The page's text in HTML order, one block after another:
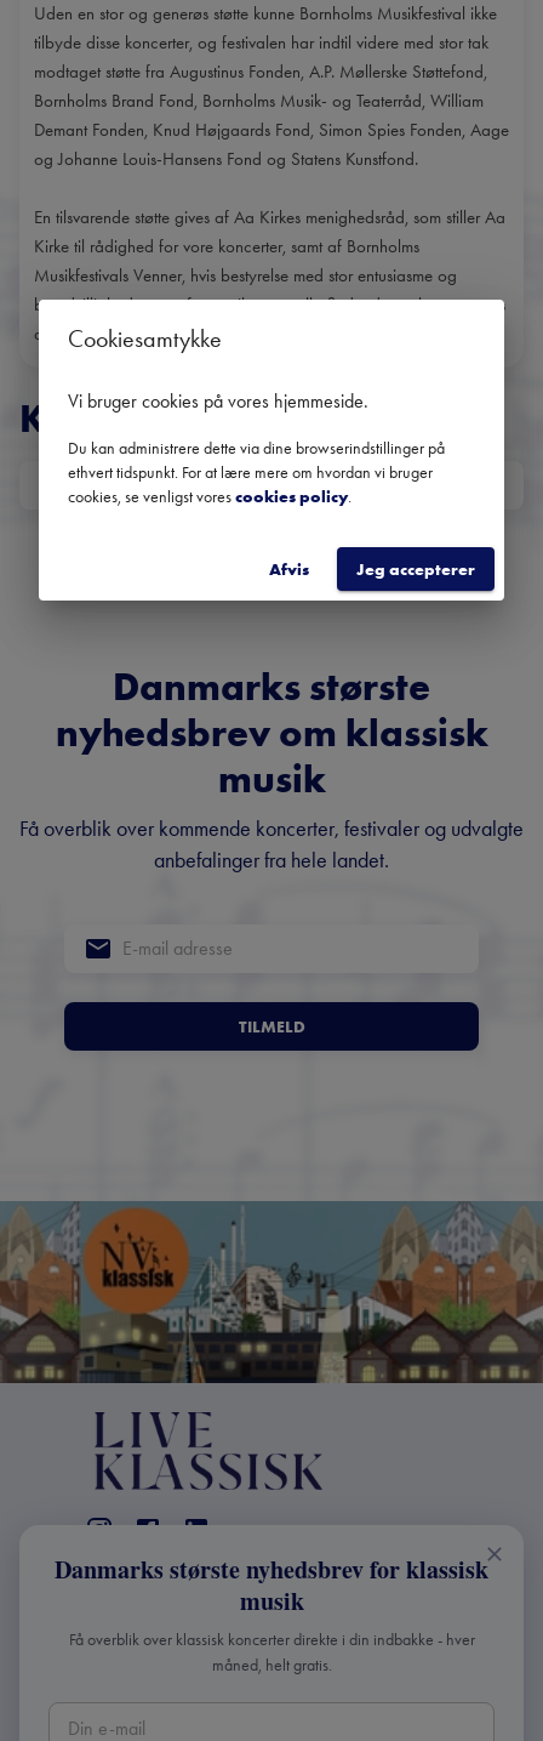
Uden en stor og generøs støtte kunne Bornholms Musikfestival ikke
tilbyde disse koncerter, og festivalen har indtil videre med stor tak
modtaget støtte fra Augustinus Fonden, A.P. Møllerske Støttefond,
Bornholms Brand Fond, Bornholms Musik- og Teaterråd, William
Demant Fonden, Knud Højgaards Fond, Simon Spies Fonden, Aage
og Johanne Louis-Hansens Fond og Statens Kunstfond.
En tilsvarende støtte gives af Aa Kirkes menighedsråd, som stiller Aa
Kirke til rådighed for vore koncerter, samt af Bornholms
Musikfestivals Venner, hvis bestyrelse med stor entusiasme og
beredvillighed sørger for musikernes velbefindende og koncerternes
afvikling.
KONCERTER
DATO
Brug datofilteret for at se tidligere koncerter
Danmarks største
nyhedsbrev om klassisk
musik
Få overblik over kommende koncerter, festivaler og udvalgte
anbefalinger fra hele landet.
TILMELD
KONTAKT
info@liveklassisk.dk
Live Klassisk ApS
CVR 41507780
Danmarks største nyhedsbrev for klassisk
musik
Få overblik over klassisk koncerter direkte i din indbakke - hver
måned, helt gratis.
Cookiesamtykke
Vi bruger cookies på vores hjemmeside.
Du kan administrere dette via dine browserindstillinger på
ethvert tidspunkt. For at lære mere om hvordan vi bruger
cookies, se venligst vorescookies policy.
Afvis Jeg accepterer